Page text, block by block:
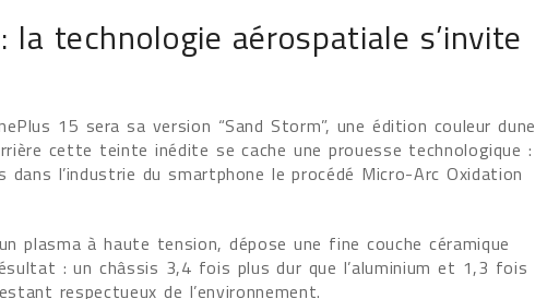
la technologie aérospatiale s’invite
15 sera sa version “Sand Storm”, une édition couleur dune
cette teinte inédite se cache une prouesse technologique :
l’industrie du smartphone le procédé Micro-Arc Oxidation
plasma à haute tension, dépose une fine couche céramique
: un châssis 3,4 fois plus dur que l’aluminium et 1,3 fois
respectueux de l’environnement.